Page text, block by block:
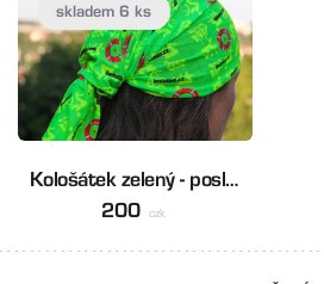
Kološátek zelený - poslední kusy
200 czk
skladem 6 ks